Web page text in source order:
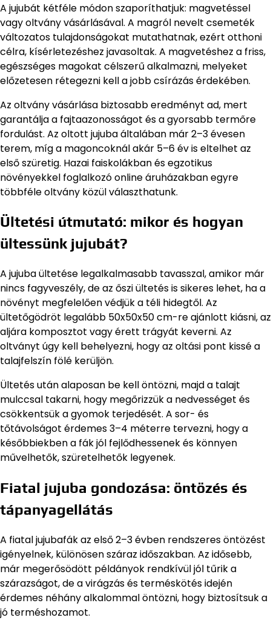
A jujubát kétféle módon szaporíthatjuk: magvetéssel
vagy oltvány vásárlásával. A magról nevelt csemeték
változatos tulajdonságokat mutathatnak, ezért otthoni
célra, kísérletezéshez javasoltak. A magvetéshez a friss,
egészséges magokat célszerű alkalmazni, melyeket
előzetesen rétegezni kell a jobb csírázás érdekében.
Az oltvány vásárlása biztosabb eredményt ad, mert
garantálja a fajtaazonosságot és a gyorsabb termőre
fordulást. Az oltott jujuba általában már 2–3 évesen
terem, míg a magoncoknál akár 5–6 év is eltelhet az
első szüretig. Hazai faiskolákban és egzotikus
növényekkel foglalkozó online áruházakban egyre
többféle oltvány közül választhatunk.
Ültetési útmutató: mikor és hogyan
ültessünk jujubát?
A jujuba ültetése legalkalmasabb tavasszal, amikor már
nincs fagyveszély, de az őszi ültetés is sikeres lehet, ha a
növényt megfelelően védjük a téli hidegtől. Az
ültetőgödröt legalább 50x50x50 cm-re ajánlott kiásni, az
aljára komposztot vagy érett trágyát keverni. Az
oltványt úgy kell behelyezni, hogy az oltási pont kissé a
talajfelszín fölé kerüljön.
Ültetés után alaposan be kell öntözni, majd a talajt
mulccsal takarni, hogy megőrizzük a nedvességet és
csökkentsük a gyomok terjedését. A sor- és
tőtávolságot érdemes 3–4 méterre tervezni, hogy a
későbbiekben a fák jól fejlődhessenek és könnyen
művelhetők, szüretelhetők legyenek.
Fiatal jujuba gondozása: öntözés és
tápanyagellátás
A fiatal jujubafák az első 2–3 évben rendszeres öntözést
igényelnek, különösen száraz időszakban. Az idősebb,
már megerősödött példányok rendkívül jól tűrik a
szárazságot, de a virágzás és terméskötés idején
érdemes néhány alkalommal öntözni, hogy biztosítsuk a
jó terméshozamot.